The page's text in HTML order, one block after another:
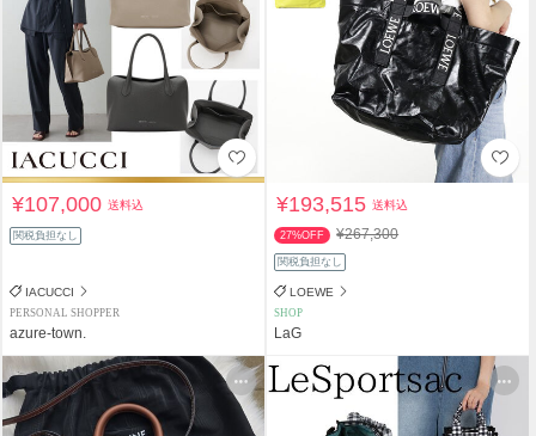
¥107,000送料込
関税負担なし
IACUCCI
PERSONAL SHOPPER
azure-town.
¥193,515送料込
27%OFF ¥267,300
関税負担なし
LOEWE
SHOP
LaG